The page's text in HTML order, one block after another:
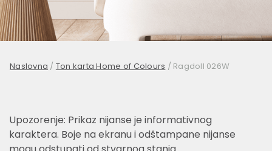
Naslovna / Ton karta Home of Colours / Ragdoll 026W
Upozorenje: Prikaz nijanse je informativnog
karaktera. Boje na ekranu i odštampane nijanse